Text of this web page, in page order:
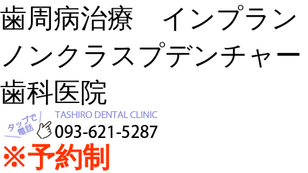
歯周病治療 インプラ
ノンクラスプデンチャ
歯科医院
※予約制